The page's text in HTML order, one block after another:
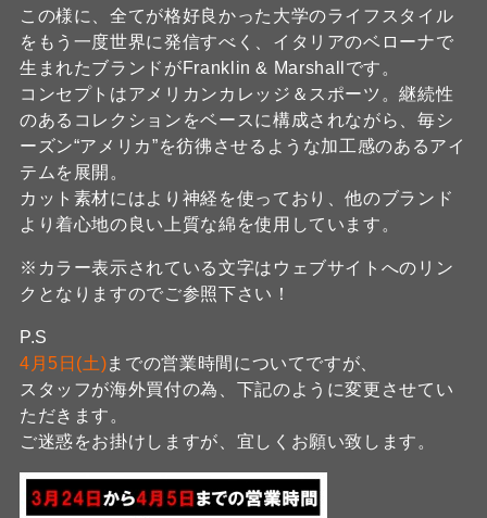
この様に、全てが格好良かった大学のライフスタイル
をもう一度世界に発信すべく、イタリアのベローナで
生まれたブランドがFranklin & Marshallです。
コンセプトはアメリカンカレッジ＆スポーツ。継続性
のあるコレクションをベースに構成されながら、毎シ
ーズン“アメリカ”を彷彿させるような加工感のあるアイ
テムを展開。
カット素材にはより神経を使っており、他のブランド
より着心地の良い上質な綿を使用しています。
※カラー表示されている文字はウェブサイトへのリン
クとなりますのでご参照下さい！
P.S
4月5日(土)までの営業時間についてですが、
スタッフが海外買付の為、下記のように変更させてい
ただきます。
ご迷惑をお掛けしますが、宜しくお願い致します。